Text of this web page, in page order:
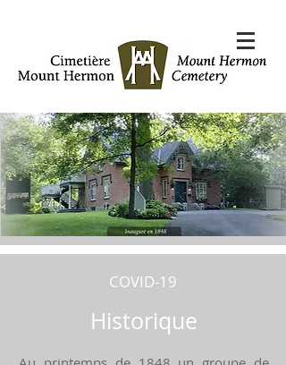
COVID-19
Historique